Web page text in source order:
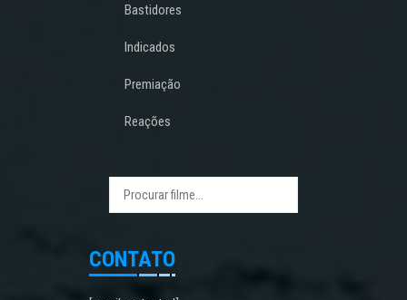
Bastidores
Indicados
Premiação
Reações
CONTATO